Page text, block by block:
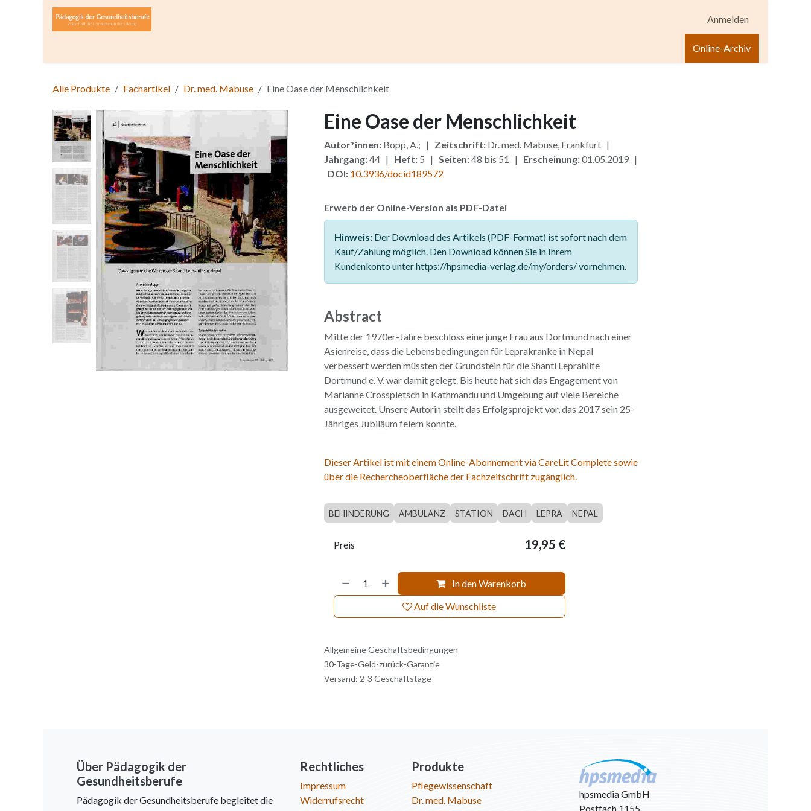
Zum Inhalt springen
Anmelden
Online-Archiv
Alle Produkte Fachartikel Dr. med. Mabuse Eine Oase der Menschlichkeit
Eine Oase der Menschlichkeit
Autor*innen:Bopp, A.; | Zeitschrift:Dr. med. Mabuse, Frankfurt |
Jahrgang:44 | Heft:5 | Seiten:48 bis 51 | Erscheinung:01.05.2019 |
DOI: 10.3936/docid189572
Erwerb der Online-Version als PDF-Datei
Hinweis:Der Download des Artikels (PDF-Format) ist sofort nach dem
Kauf/Zahlung möglich. Den Download können Sie in Ihrem
Kundenkonto unter https://hpsmedia-verlag.de/my/orders/ vornehmen.
Abstract
Mitte der 1970er-Jahre beschloss eine junge Frau aus Dortmund nach einer
Asienreise, dass die Lebensbedingungen für Leprakranke in Nepal
verbessert werden müssten der Grundstein für die Shanti Leprahilfe
Dortmund e. V. war damit gelegt. Bis heute hat sich das Engagement von
Marianne Crosspietsch in Kathmandu und Umgebung auf viele Bereiche
ausgeweitet. Unsere Autorin stellt das Erfolgsprojekt vor, das 2017 sein 25-
Jähriges Jubiläum feiern konnte.
Dieser Artikel ist mit einem Online-Abonnement via CareLit Complete sowie
über die Rechercheoberfläche der Fachzeitschrift zugänglich.
BEHINDERUNG AMBULANZ STATION DACH LEPRA NEPAL
In den Warenkorb
Auf die Wunschliste
Preis 19,95 €
Allgemeine Geschäftsbedingungen
30-Tage-Geld-zurück-Garantie
Versand: 2-3 Geschäftstage
Über Pädagogik der
Gesundheitsberufe
Pädagogik der Gesundheitsberufe begleitet die
Rechtliches
Impressum
Widerrufsrecht
Produkte
Pflegewissenschaft
Dr. med. Mabuse
hpsmedia GmbH
Postfach 1155